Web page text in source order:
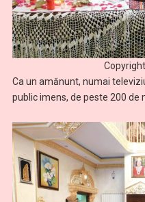
Ca un amănunt, numai
public imens, de peste 200 de